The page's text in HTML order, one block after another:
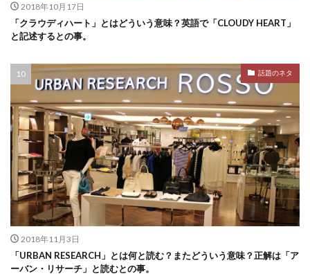
2018年10月17日
「クラウディハート」とはどういう意味？英語で「CLOUDY HEART」
と記述するとの事。
話題のネタ
2018年11月3日
「URBAN RESEARCH」とは何と読む？またどういう意味？正解は「ア
ーバン・リサーチ」と読むとの事。